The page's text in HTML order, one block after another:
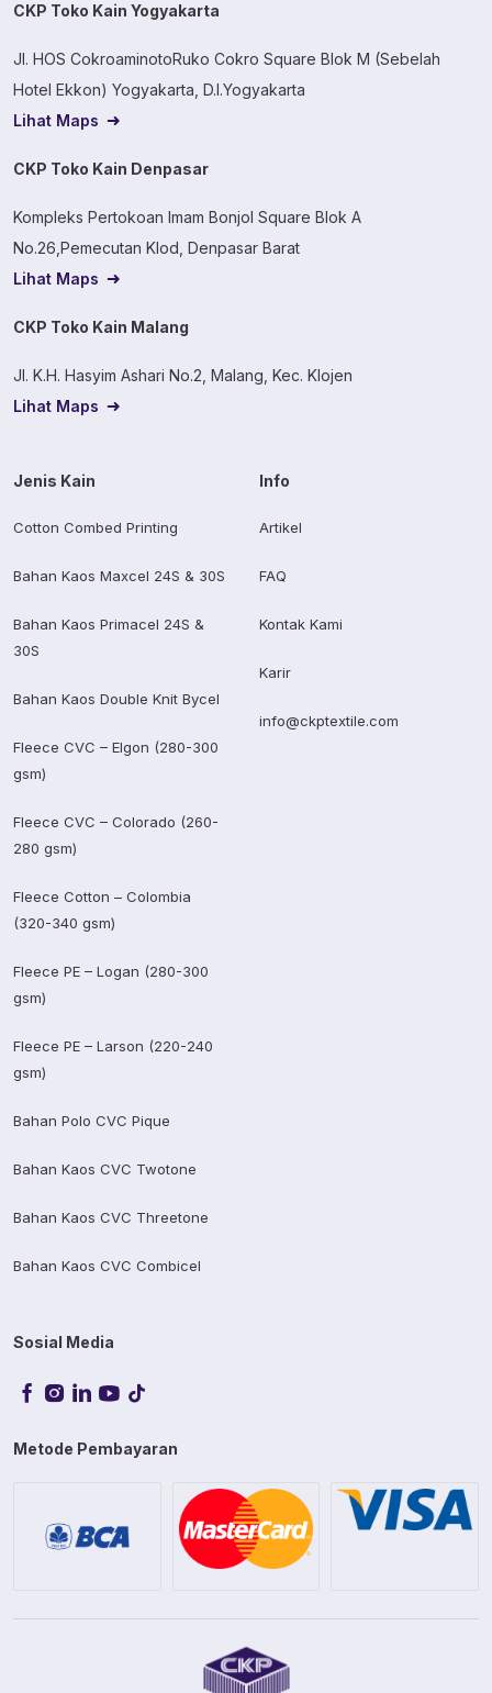
CKP Toko Kain Yogyakarta
Jl. HOS CokroaminotoRuko Cokro Square Blok M (Sebelah
Hotel Ekkon) Yogyakarta, D.I.Yogyakarta
Lihat Maps
CKP Toko Kain Denpasar
Kompleks Pertokoan Imam Bonjol Square Blok A
No.26,Pemecutan Klod, Denpasar Barat
Lihat Maps
CKP Toko Kain Malang
Jl. K.H. Hasyim Ashari No.2, Malang, Kec. Klojen
Lihat Maps
Jenis Kain
Cotton Combed Printing
Bahan Kaos Maxcel 24S & 30S
Bahan Kaos Primacel 24S &
30S
Bahan Kaos Double Knit Bycel
Fleece CVC – Elgon (280-300
gsm)
Fleece CVC – Colorado (260-
280 gsm)
Fleece Cotton – Colombia
(320-340 gsm)
Fleece PE – Logan (280-300
gsm)
Fleece PE – Larson (220-240
gsm)
Bahan Polo CVC Pique
Bahan Kaos CVC Twotone
Bahan Kaos CVC Threetone
Bahan Kaos CVC Combicel
Info
Artikel
FAQ
Kontak Kami
Karir
info@ckptextile.com
Sosial Media
Metode Pembayaran